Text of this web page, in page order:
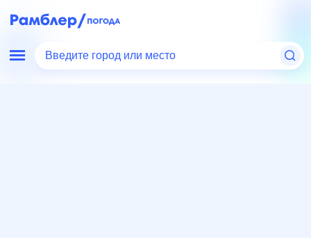
Введите город или место